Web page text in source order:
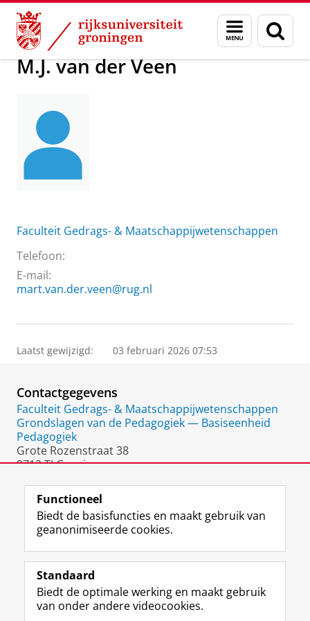
Skip
Content
Skip
Navigation
Menu
en
zoeken
Over ons M.J. van der Veen
M.J. van der Veen
Faculteit Gedrags- & Maatschappijwetenschappen
Telefoon:
E-mail:
mart.van.der.veen@rug.nl
Laatst gewijzigd: 03 februari 2026 07:53
Contactgegevens
Faculteit Gedrags- & Maatschappijwetenschappen
Grondslagen van de Pedagogiek — Basiseenheid
Pedagogiek
Grote Rozenstraat 38
9712 TJ Groningen
Volg de RUG
F
a
e
b
L
i
k
e
R
S
-
f
I
n
t
Y
o
T
Studiekiezers
Functioneel
Biedt de basisfuncties en maakt gebruik van
geanonimiseerde cookies.
Standaard
Biedt de optimale werking en maakt gebruik
van onder andere videocookies.